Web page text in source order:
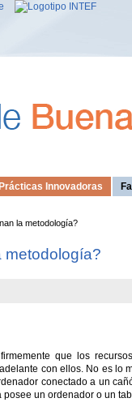
Prácticas Innovadoras
la metodología?
metodología?
que los
con ellos. No es lo
conectado a un
un ordenador o un